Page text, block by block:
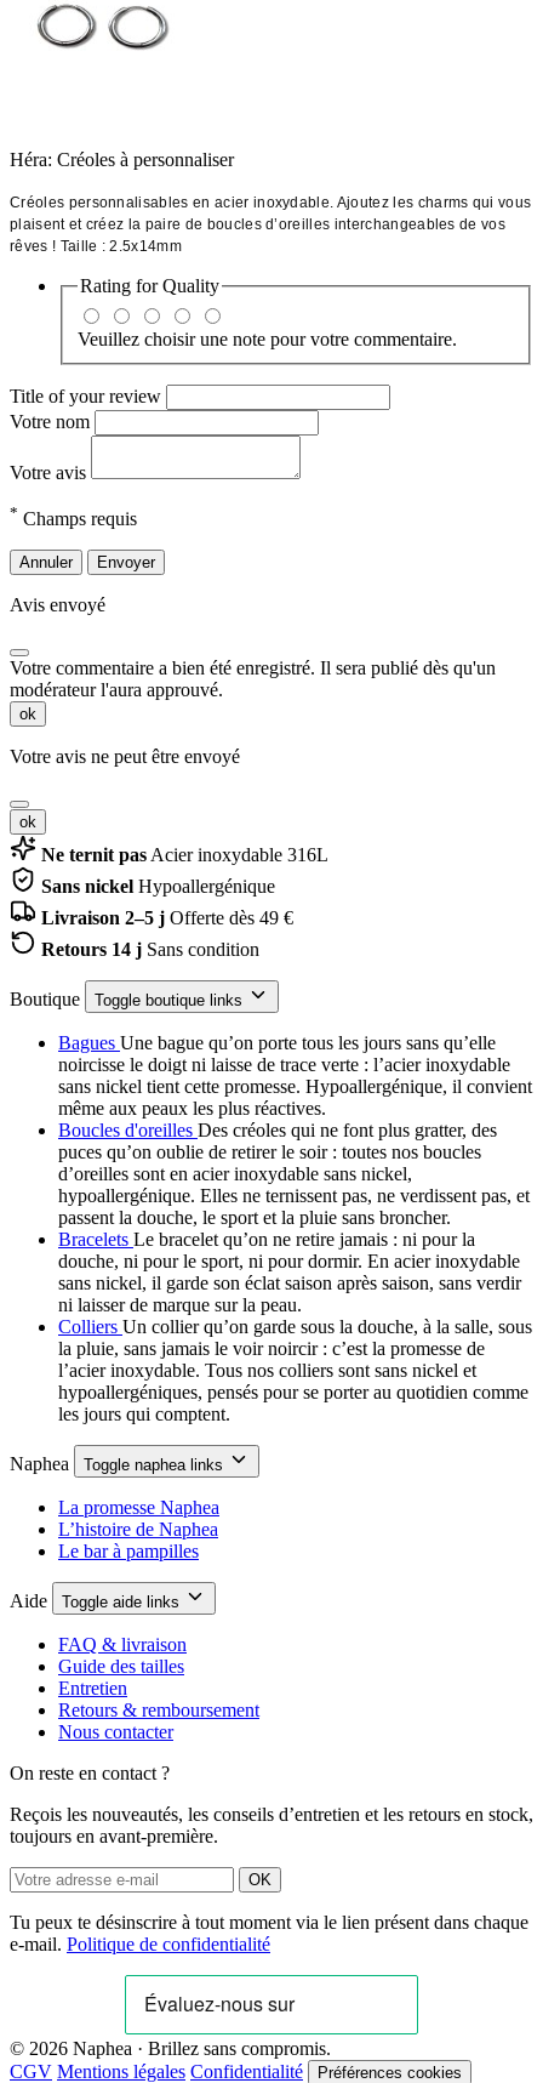
Héra: Créoles à personnaliser
Créoles personnalisables en acier inoxydable. Ajoutez les charms qui vous
plaisent et créez la paire de boucles d’oreilles interchangeables de vos
rêves ! Taille : 2.5x14mm
Rating forQuality
Veuillez choisir une note pour votre commentaire.
Title of your review
Votre nom
Votre avis
* Champs requis
Annuler Envoyer
Avis envoyé
Votre commentaire a bien été enregistré. Il sera publié dès qu'un
modérateur l'aura approuvé.
ok
Votre avis ne peut être envoyé
ok
Ne ternit pas Acier inoxydable 316L
Sans nickel Hypoallergénique
Livraison 2–5 j Offerte dès 49 €
Retours 14 j Sans condition
Boutique Toggle boutique links
Bagues Une bague qu’on porte tous les jours sans qu’elle
noircisse le doigt ni laisse de trace verte : l’acier inoxydable
sans nickel tient cette promesse. Hypoallergénique, il convient
même aux peaux les plus réactives.
Boucles d'oreilles Des créoles qui ne font plus gratter, des
puces qu’on oublie de retirer le soir : toutes nos boucles
d’oreilles sont en acier inoxydable sans nickel,
hypoallergénique. Elles ne ternissent pas, ne verdissent pas, et
passent la douche, le sport et la pluie sans broncher.
Bracelets Le bracelet qu’on ne retire jamais : ni pour la
douche, ni pour le sport, ni pour dormir. En acier inoxydable
sans nickel, il garde son éclat saison après saison, sans verdir
ni laisser de marque sur la peau.
Colliers Un collier qu’on garde sous la douche, à la salle, sous
la pluie, sans jamais le voir noircir : c’est la promesse de
l’acier inoxydable. Tous nos colliers sont sans nickel et
hypoallergéniques, pensés pour se porter au quotidien comme
les jours qui comptent.
Naphea Toggle naphea links
La promesse Naphea
L’histoire de Naphea
Le bar à pampilles
Aide Toggle aide links
FAQ & livraison
Guide des tailles
Entretien
Retours & remboursement
Nous contacter
On reste en contact ?
Reçois les nouveautés, les conseils d’entretien et les retours en stock,
toujours en avant-première.
OK
Tu peux te désinscrire à tout moment via le lien présent dans chaque
e-mail. Politique de confidentialité
© 2026 Naphea · Brillez sans compromis.
CGV Mentions légales Confidentialité Préférences cookies